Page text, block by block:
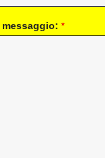
*